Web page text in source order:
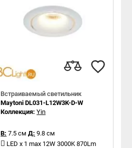
Встраиваемый светильник
Maytoni DL031-L12W3K-D-W
Коллекция:Yin
В: 7.5 см Д: 9.8 см
LED x 1 max 12W 3000K 870Lm